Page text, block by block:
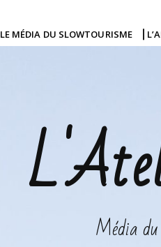
⎜LE MÉDIA DU SLOWTOURISME
Média